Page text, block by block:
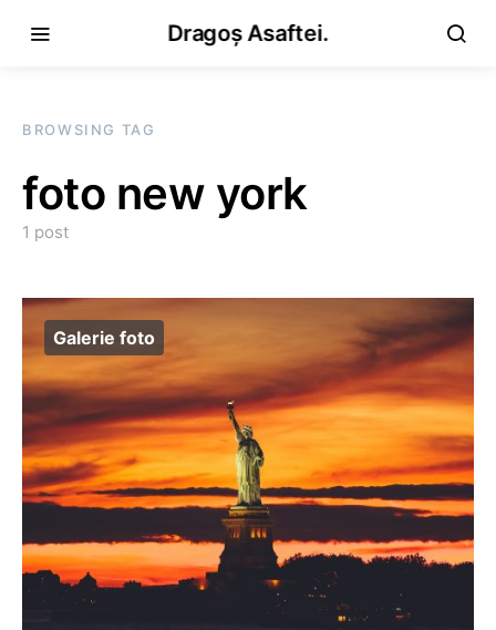
Dragoș Asaftei.
BROWSING TAG
foto new york
1 post
Galerie foto